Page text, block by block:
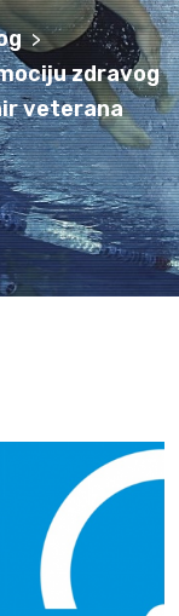
>
zdravog
veterana